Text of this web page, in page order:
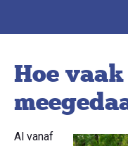
Hoe
Al vanaf